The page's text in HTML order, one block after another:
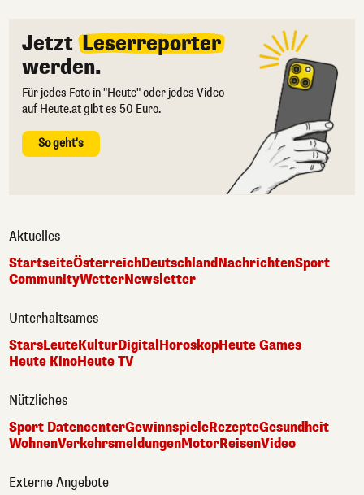
Jetzt Leserreporter
werden.
Für jedes Foto in "Heute" oder jedes Video
auf Heute.at gibt es 50 Euro.
So geht's
Aktuelles
StartseiteÖsterreichDeutschlandNachrichtenSport
CommunityWetterNewsletter
Unterhaltsames
StarsLeuteKulturDigital HoroskopHeute Games
Heute KinoHeute TV
Nützliches
Sport DatencenterGewinnspieleRezepteGesundheit
WohnenVerkehrsmeldungenMotorReisenVideo
Externe Angebote